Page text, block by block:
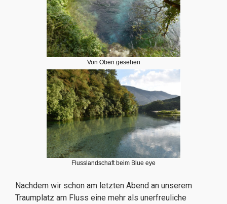
Von Oben gesehen
Flusslandschaft beim Blue eye
Nachdem wir schon am letzten Abend an unserem
Traumplatz am Fluss eine mehr als unerfreuliche